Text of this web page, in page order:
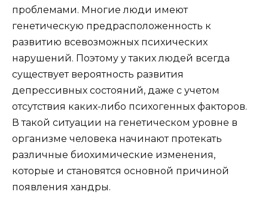
проблемами. Многие люди имеют
генетическую предрасположенность к
развитию всевозможных психических
нарушений. Поэтому у таких людей всегда
существует вероятность развития
депрессивных состояний, даже с учетом
отсутствия каких-либо психогенных факторов.
В такой ситуации на генетическом уровне в
организме человека начинают протекать
различные биохимические изменения,
которые и становятся основной причиной
появления хандры.